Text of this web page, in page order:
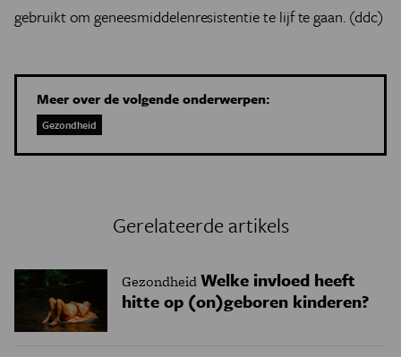
gebruikt om geneesmiddelenresistentie te lijf te gaan. (ddc)
Meer over de volgende onderwerpen:
Gezondheid
Gerelateerde artikels
GezondheidWelke invloed heeft
hitte op (on)geboren kinderen?